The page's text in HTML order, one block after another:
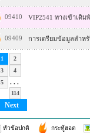
09410 VIP2541 ทางเข้าเดิ
09409 การเตรียมข้อมูลสำห
1
2
3
4
5
. . .
114
Next
หัวข้อปกติ กระทู้ฮอต